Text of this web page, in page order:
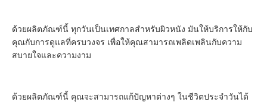
ด้วยผลิตภัณฑ์นี้ ทุกวันเป็นเทศกาลสําหรับผิวหนัง มันให้บริการให้กับ
คุณกับการดูแลที่ครบวงจร เพื่อให้คุณสามารถเพลิดเพลินกับความ
สบายใจและความงาม
ด้วยผลิตภัณฑ์นี้ คุณจะสามารถแก้ปัญหาต่างๆ ในชีวิตประจําวันได้